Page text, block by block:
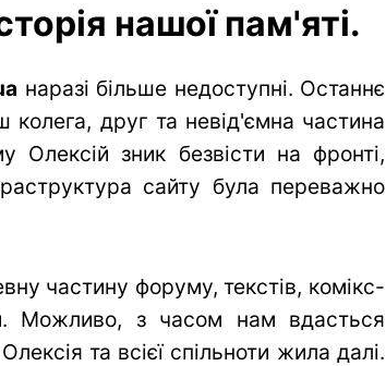
нашої пам'яті.
наразі більше недоступні. Останнє
колега, друг та невід'ємна частина
Олексій зник безвісти на фронті,
сайту була переважно
частину форуму, текстів, комікс-
Можливо, з часом нам вдасться
та всієї спільноти жила далі.